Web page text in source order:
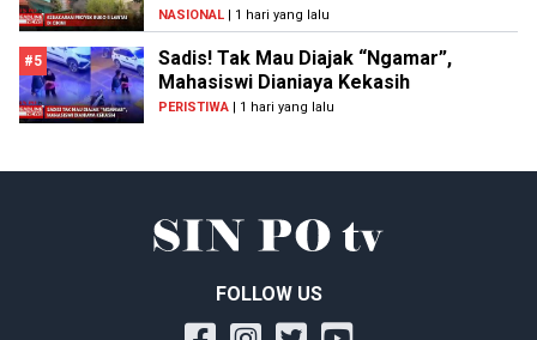
NASIONAL | 1 hari yang lalu
#5
Sadis! Tak Mau Diajak “Ngamar”,
Mahasiswi Dianiaya Kekasih
PERISTIWA | 1 hari yang lalu
FOLLOW US